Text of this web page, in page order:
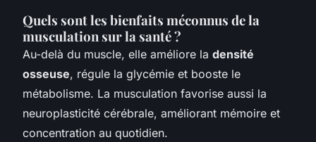
Quels sont les bienfaits méconnus de la
musculation sur la santé ?
Au-delà du muscle, elle améliore la densité
osseuse, régule la glycémie et booste le
métabolisme. La musculation favorise aussi la
neuroplasticité cérébrale, améliorant mémoire et
concentration au quotidien.